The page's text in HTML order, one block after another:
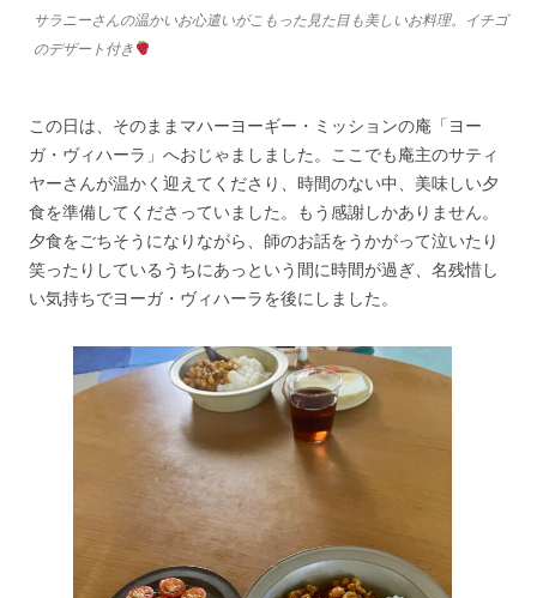
サラニーさんの温かいお心遣いがこもった見た目も美しいお料理。イチゴ
のデザート付き
この日は、そのままマハーヨーギー・ミッションの庵「ヨー
ガ・ヴィハーラ」へおじゃましました。ここでも庵主のサティ
ヤーさんが温かく迎えてくださり、時間のない中、美味しい夕
食を準備してくださっていました。もう感謝しかありません。
夕食をごちそうになりながら、師のお話をうかがって泣いたり
笑ったりしているうちにあっという間に時間が過ぎ、名残惜し
い気持ちでヨーガ・ヴィハーラを後にしました。